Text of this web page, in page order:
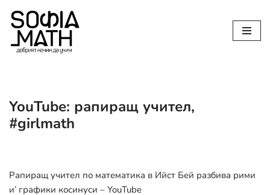
Продължете
към
YouTube: рапиращ учител,
#girlmath
Рапиращ учител по математика в Ийст Бей разбива рими
и’ графики косинуси – YouTube